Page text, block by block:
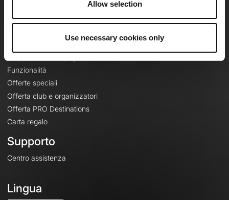
Allow selection
Use necessary cookies only
Le Mag'
Funzionalità
Offerte speciali
Offerta club e organizzatori
Offerta PRO Destinations
Carta regalo
Supporto
Centro assistenza
Lingua